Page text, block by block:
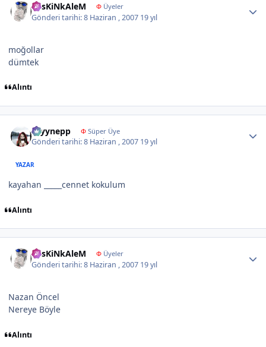
KesKiNkAleM ΦÜyeler
Gönderi tarihi:8 Haziran , 2007 19 yıl
moğollar
dümtek
Alıntı
zeyynepp ΦSüper Üye
Gönderi tarihi:8 Haziran , 2007 19 yıl
YAZAR
kayahan _____cennet kokulum
Alıntı
KesKiNkAleM ΦÜyeler
Gönderi tarihi:8 Haziran , 2007 19 yıl
Nazan Öncel
Nereye Böyle
Alıntı